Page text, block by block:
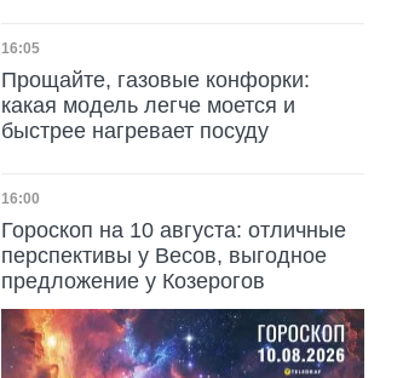
Дата публикации
16:05
Прощайте, газовые конфорки:
какая модель легче моется и
быстрее нагревает посуду
Дата публикации
16:00
Гороскоп на 10 августа: отличные
перспективы у Весов, выгодное
предложение у Козерогов